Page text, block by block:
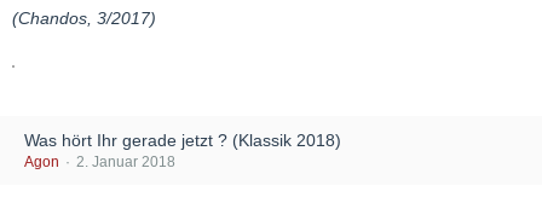
(Chandos, 3/2017)
Was hört Ihr gerade jetzt ? (Klassik 2018)
Agon 2. Januar 2018